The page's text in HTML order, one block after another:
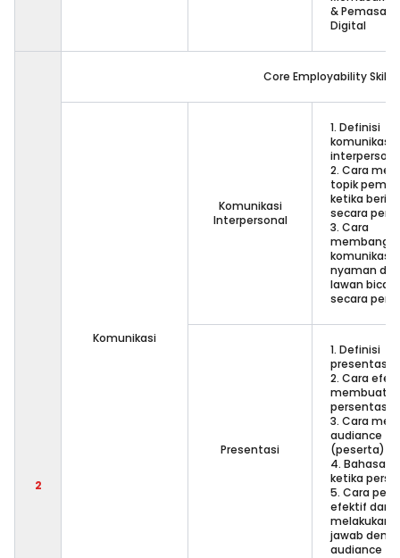
&
Digital
2
Core Employability Skill
Komunikasi
Komunikasi
Interpersonal
1. Definisi
komunikasi
2. Cara
topik
ketika
secara
3. Cara
komunikasi
nyaman
lawan bicara
secara
Presentasi
1. Definisi
presentasi
2. Cara
membuat
persentasi
3. Cara
audiance
(peserta)
4. Bahasa
ketika
5. Cara
efektif dan
melakukan
jawab
audiance